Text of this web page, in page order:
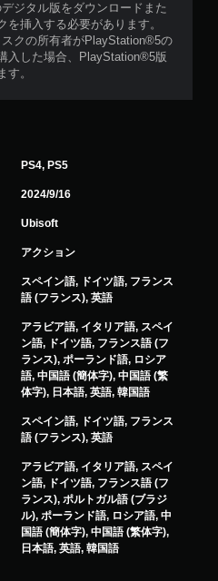
ジタル版をダウンロードまた
挿入する必要があります。
クの所有者がPlayStation®5の
入した場合、PlayStation®5版
す。
PS4, PS5
2024/9/16
Ubisoft
アクション
スペイン語, ドイツ語, フランス
語 (フランス), 英語
アラビア語, イタリア語, スペイ
ン語, ドイツ語, フランス語 (フ
ランス), ポーランド語, ロシア
語, 中国語 (簡体字), 中国語 (繁
体字), 日本語, 英語, 韓国語
スペイン語, ドイツ語, フランス
語 (フランス), 英語
アラビア語, イタリア語, スペイ
ン語, ドイツ語, フランス語 (フ
ランス), ポルトガル語 (ブラジ
ル), ポーランド語, ロシア語, 中
国語 (簡体字), 中国語 (繁体字),
日本語, 英語, 韓国語